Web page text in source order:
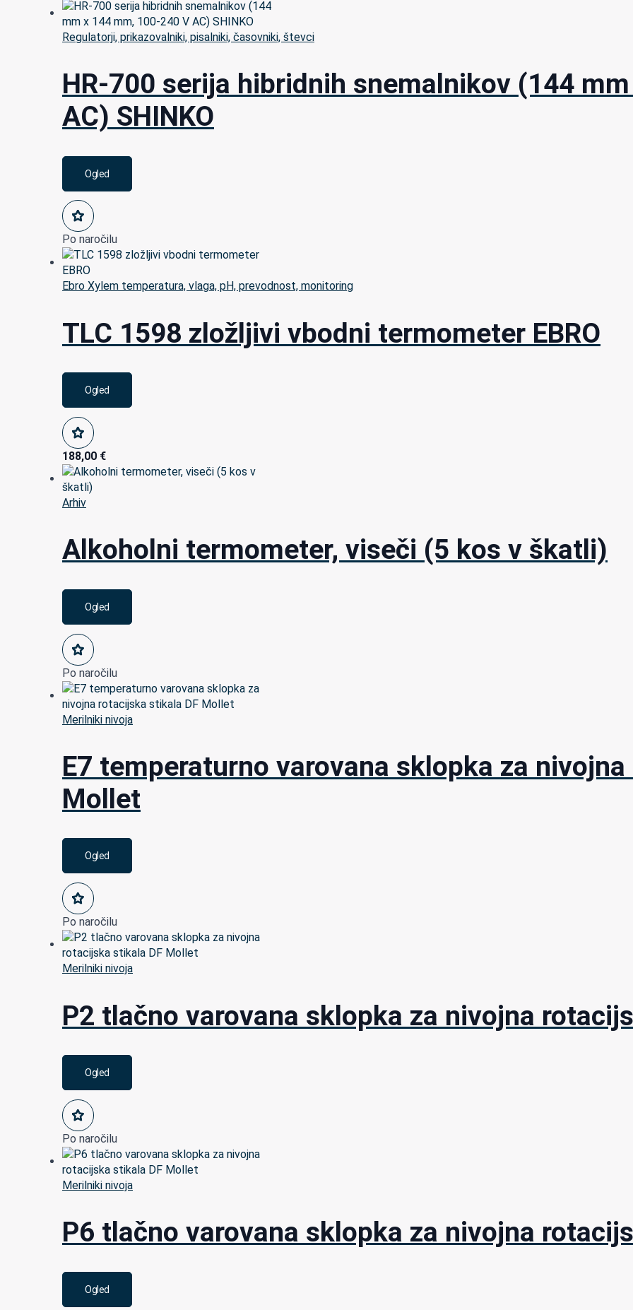
Regulatorji, prikazovalniki, pisalniki, časovniki, števci
HR-700 serija hibridnih snemalnikov (144
AC) SHINKO
Ogled
Po naročilu
Ebro Xylem temperatura, vlaga, pH, prevodnost, monitoring
TLC 1598 zložljivi vbodni termometer EBRO
Ogled
188,00 €
Arhiv
Alkoholni termometer, viseči (5 kos v škatli)
Ogled
Po naročilu
Merilniki nivoja
E7 temperaturno varovana sklopka za
Mollet
Ogled
Po naročilu
Merilniki nivoja
P2 tlačno varovana sklopka za nivojna
Ogled
Po naročilu
Merilniki nivoja
P6 tlačno varovana sklopka za nivojna
Ogled